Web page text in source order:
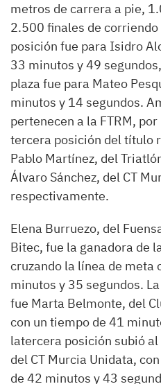
metros de carrera a pie,
2.500 finales de corriendo
posición fue para Isidro
33 minutos y 49
plaza fue para Mateo
minutos y 14 segundos.
pertenecen a la FTRM,
tercera posición del título
Pablo Martínez, del
Álvaro Sánchez, del CT
respectivamente.
Elena Burruezo, del
Bitec, fue la ganadora de
cruzando la línea de meta
minutos y 35 segundos.
fue Marta Belmonte, del
con un tiempo de 41
latercera posición subió
del CT Murcia Unidata,
de 42 minutos y 43